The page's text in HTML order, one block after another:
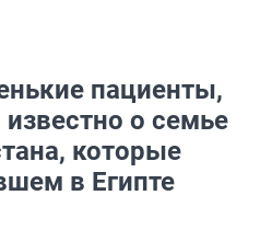
пациенты,
о семье
которые
в Египте